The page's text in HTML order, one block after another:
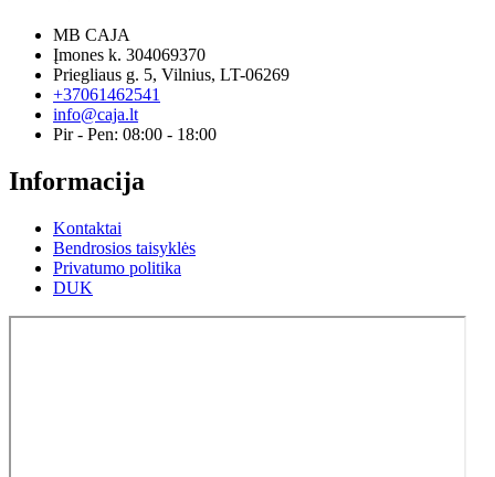
MB CAJA
Įmones k. 304069370
Priegliaus g. 5, Vilnius, LT-06269
+37061462541
info@caja.lt
Pir - Pen: 08:00 - 18:00
Informacija
Kontaktai
Bendrosios taisyklės
Privatumo politika
DUK